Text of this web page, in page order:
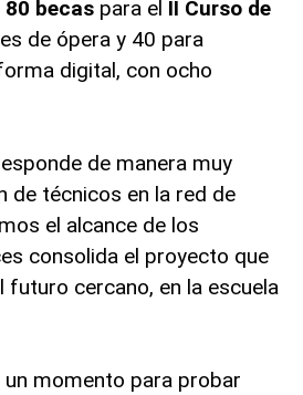
80 becas para el II Curso de
de ópera y 40 para
digital, con ocho
de manera muy
de técnicos en la red de
el alcance de los
consolida el proyecto que
cercano, en la escuela
un momento para probar